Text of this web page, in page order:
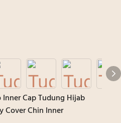
Cap Tudung Hijab
Cover Chin Inner